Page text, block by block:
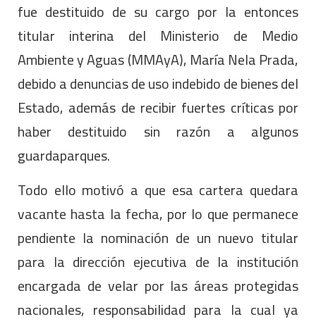
fue destituido de su cargo por la entonces
titular interina del Ministerio de Medio
Ambiente y Aguas (MMAyA), María Nela Prada,
debido a denuncias de uso indebido de bienes del
Estado, además de recibir fuertes críticas por
haber destituido sin razón a algunos
guardaparques.
Todo ello motivó a que esa cartera quedara
vacante hasta la fecha, por lo que permanece
pendiente la nominación de un nuevo titular
para la dirección ejecutiva de la institución
encargada de velar por las áreas protegidas
nacionales, responsabilidad para la cual ya